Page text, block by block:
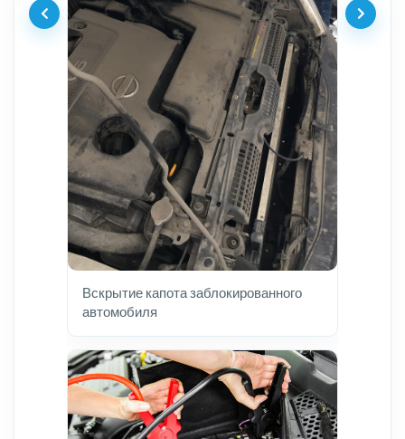
Вскрытие капота заблокированного
автомобиля